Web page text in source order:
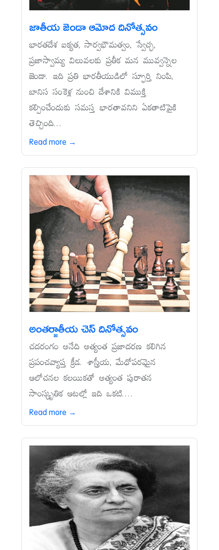
జాతీయ జెండా ఆమోద దినోత్సవం
భారతదేశ ఐక్యత, సార్వభౌమత్వం, స్వేచ్ఛ,
ప్రజాస్వామ్య విలువలకు ప్రతీక మన మువ్వన్నెల
జెండా. ఇది ప్రతి భారతీయుడిలో స్ఫూర్తి నింపి,
బానిస సంకెళ్ల నుంచి దేశానికి విముక్తి
కల్పించేందుకు సమస్త భారతావనిని ఏకతాటిపైకి
తెచ్చింది...
Read more →
అంతర్జాతీయ చెస్‌ దినోత్సవం
చదరంగం అనేది అత్యంత ప్రజాదరణ కలిగిన
ప్రపంచవ్యాప్త క్రీడ. శాస్త్రీయ, మేధోపరమైన
ఆలోచనల కలయికతో అత్యంత పురాతన
సాంస్కృతిక ఆటల్లో ఇది ఒకటి....
Read more →